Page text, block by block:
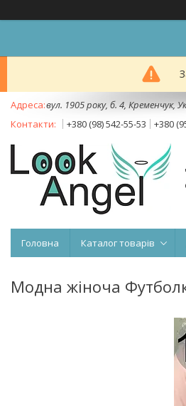
вул. 1905 року, б. 4, Кременчук,
+380 (98) 542-55-53
+380
Головна Каталог товарів
Модна жіноча